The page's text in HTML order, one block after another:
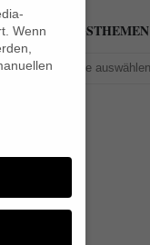
BEITRAGSTHEMEN
Wenn